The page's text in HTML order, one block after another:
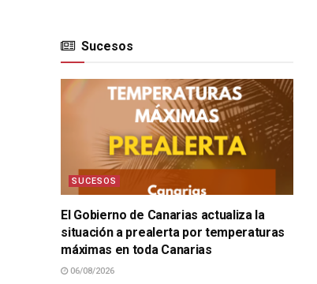
Sucesos
SUCESOS
El Gobierno de Canarias actualiza la
situación a prealerta por temperaturas
máximas en toda Canarias
06/08/2026